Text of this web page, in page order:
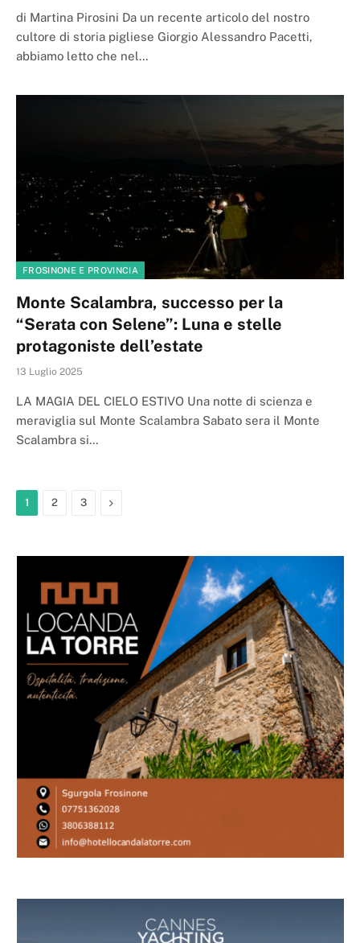
di Martina Pirosini Da un recente articolo del nostro
cultore di storia pigliese Giorgio Alessandro Pacetti,
abbiamo letto che nel…
FROSINONE E PROVINCIA
Monte Scalambra, successo per la
“Serata con Selene”: Luna e stelle
protagoniste dell’estate
13 Luglio 2025
LA MAGIA DEL CIELO ESTIVO Una notte di scienza e
meraviglia sul Monte Scalambra Sabato sera il Monte
Scalambra si…
1 2 3 Next